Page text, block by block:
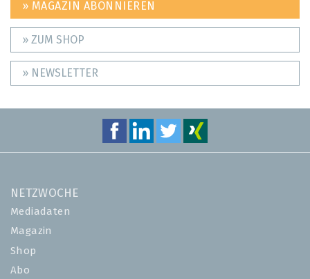
» MAGAZIN ABONNIEREN
» ZUM SHOP
» NEWSLETTER
NETZWOCHE
Mediadaten
Magazin
Shop
Abo